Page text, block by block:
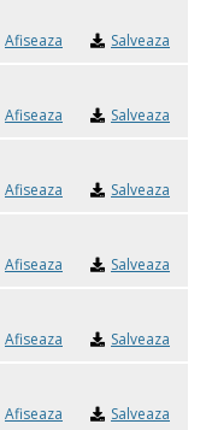
Afiseaza Salveaza
Afiseaza Salveaza
Afiseaza Salveaza
Afiseaza Salveaza
Afiseaza Salveaza
Afiseaza Salveaza